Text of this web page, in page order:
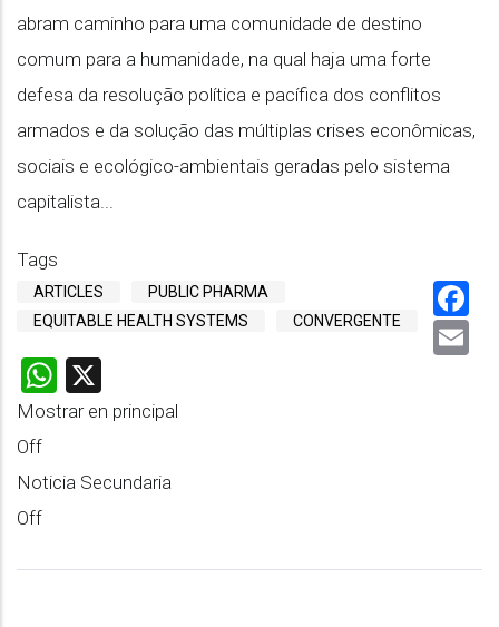
abram caminho para uma comunidade de destino
comum para a humanidade, na qual haja uma forte
defesa da resolução política e pacífica dos conflitos
armados e da solução das múltiplas crises econômicas,
sociais e ecológico-ambientais geradas pelo sistema
capitalista...
Tags
ARTICLES
PUBLIC PHARMA
EQUITABLE HEALTH SYSTEMS
CONVERGENTE
WhatsApp
Mostrar en principal
Off
Noticia Secundaria
Off